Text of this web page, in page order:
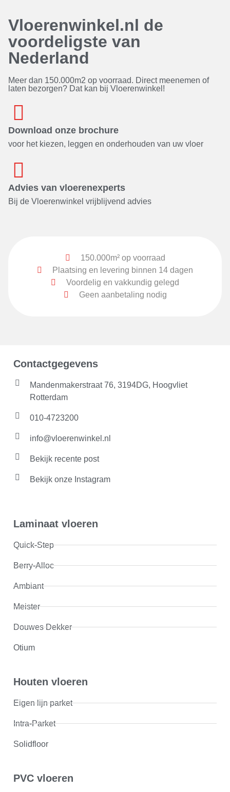
Vloerenwinkel.nl de
voordeligste van
Nederland
Meer dan 150.000m2 op voorraad. Direct meenemen of
laten bezorgen? Dat kan bij Vloerenwinkel!
Download onze brochure
voor het kiezen, leggen en onderhouden van uw vloer
Advies van vloerenexperts
Bij de Vloerenwinkel vrijblijvend advies
150.000m² op voorraad
Plaatsing en levering binnen 14 dagen
Voordelig en vakkundig gelegd
Geen aanbetaling nodig
Contactgegevens
Mandenmakerstraat 76, 3194DG, Hoogvliet
Rotterdam
010-4723200
info@vloerenwinkel.nl
Bekijk recente post
Bekijk onze Instagram
Laminaat vloeren
Quick-Step
Berry-Alloc
Ambiant
Meister
Douwes Dekker
Otium
Houten vloeren
Eigen lijn parket
Intra-Parket
Solidfloor
PVC vloeren